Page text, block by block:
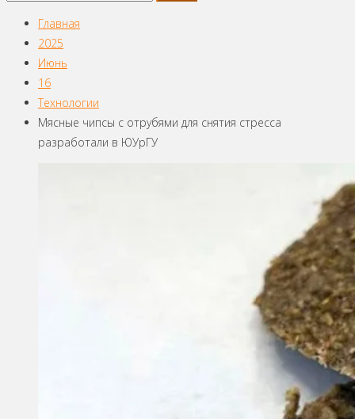
Главная
2025
Июнь
16
Технологии
Мясные чипсы с отрубями для снятия стресса
разработали в ЮУрГУ